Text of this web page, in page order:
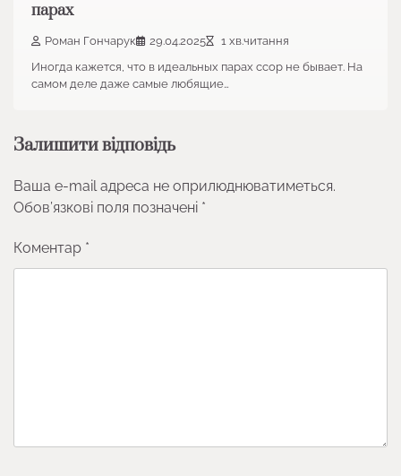
парах
Роман Гончарук 29.04.2025
1 хв.читання
Иногда кажется, что в идеальных парах ссор не бывает. На
самом деле даже самые любящие…
Залишити відповідь
Ваша e-mail адреса не оприлюднюватиметься.
Обов’язкові поля позначені *
Коментар *